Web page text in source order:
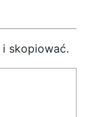
skopiować.